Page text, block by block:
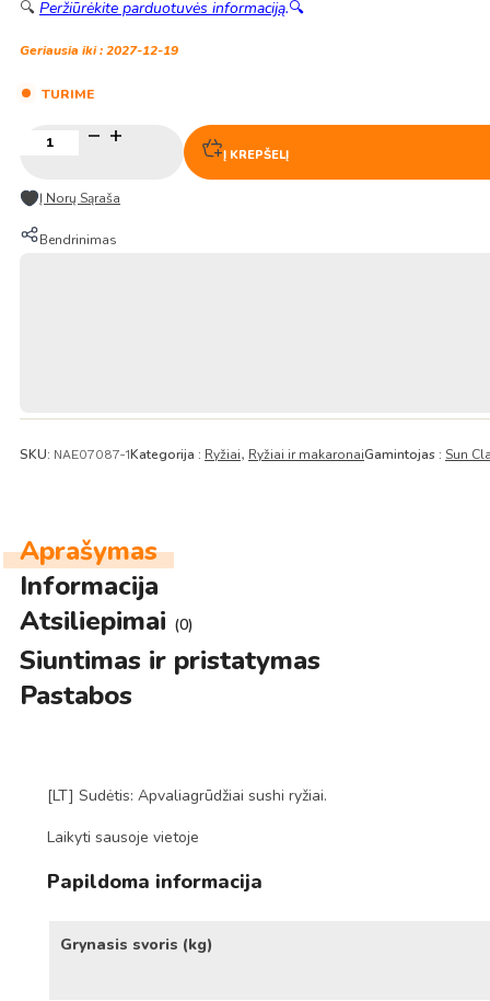
🔍 Peržiūrėkite parduotuvės informaciją.🔍
Geriausia iki : 2027-12-19
TURIME
kiekis:
Perla
Kokusai
Aukštos
Į KREPŠELĮ
Į Norų Sąraša
Bendrinimas
SKU: NAE07087-1Kategorija : Ryžiai, Ryžiai ir makaronaiGamintojas : Sun
Aprašymas
Informacija
Atsiliepimai (0)
Siuntimas ir pristatymas
Pastabos
[LT] Sudėtis: Apvaliagrūdžiai sushi ryžiai.
Laikyti sausoje vietoje
Papildoma informacija
Grynasis svoris (kg)